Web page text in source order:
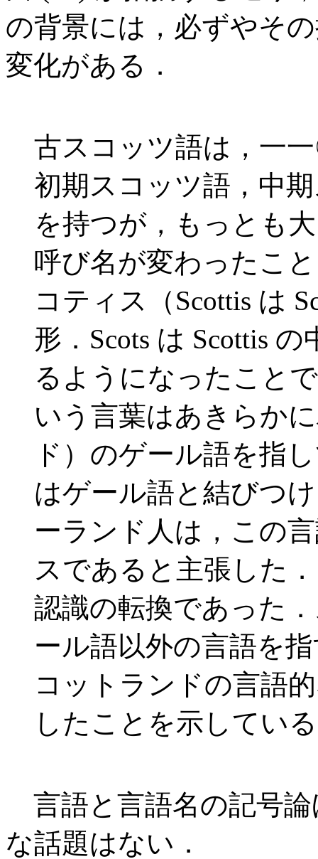
の背景には，必ずやそ
変化がある．
古スコッツ語は，一
初期スコッツ語，中
を持つが，もっとも
呼び名が変わったこ
コティス（Scottis は
形．Scots は Scottis
るようになったこと
いう言葉はあきらか
ド）のゲール語を指
はゲール語と結びつ
ーランド人は，この
スであると主張した
認識の転換であった
ール語以外の言語を
コットランドの言語
したことを示してい
言語と言語名の記号
な話題はない．